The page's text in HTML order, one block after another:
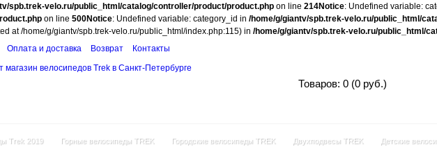
spb.trek-velo.ru/public_html/catalog/controller/product/product.php on line 214Notice: Undefined variable:
on line 500Notice: Undefined variable: category_id in /home/g/giantv/spb.trek-velo.ru/public_html/
at /home/g/giantv/spb.trek-velo.ru/public_html/index.php:115) in /home/g/giantv/spb.trek-velo.ru/public_html/
Товаров: 0 (0 руб.)
Оплата и доставка Возврат Контакты
Trek 2019 Горные велосипеды TREK Городские велосипеды TREK Двухподвесы TREK Детские